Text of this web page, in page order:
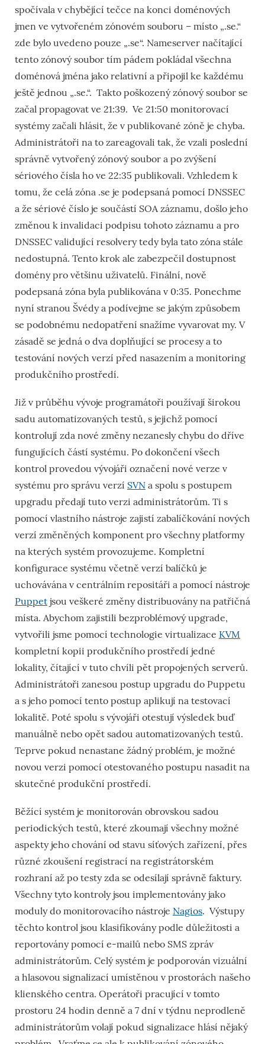
spočívala v chybějící tečce na konci doménových
jmen ve vytvořeném zónovém souboru – místo „.se.“
zde bylo uvedeno pouze „.se“. Nameserver načítající
tento zónový soubor tím pádem pokládal všechna
doménová jména jako relativní a připojil ke každému
ještě jednou „.se.“. Takto poškozený zónový soubor se
začal propagovat ve 21:39. Ve 21:50 monitorovací
systémy začali hlásit, že v publikované zóně je chyba.
Administrátoři na to zareagovali tak, že vzali poslední
správně vytvořený zónový soubor a po zvýšení
sériového čísla ho ve 22:35 publikovali. Vzhledem k
tomu, že celá zóna .se je podepsaná pomocí DNSSEC
a že sériové číslo je součástí SOA záznamu, došlo jeho
změnou k invalidaci podpisu tohoto záznamu a pro
DNSSEC validující resolvery tedy byla tato zóna stále
nedostupná. Tento krok ale zabezpečil dostupnost
domény pro většinu uživatelů. Finální, nově
podepsaná zóna byla publikována v 0:35. Ponechme
nyní stranou Švédy a podívejme se jakým způsobem
se podobnému nedopatření snažíme vyvarovat my. V
zásadě se jedná o dva doplňující se procesy a to
testování nových verzí před nasazením a monitoring
produkčního prostředí.
Již v průběhu vývoje programátoři používají širokou
sadu automatizovaných testů, s jejichž pomocí
kontrolují zda nové změny nezanesly chybu do dříve
fungujících částí systému. Po dokončení všech
kontrol provedou vývojáři označení nové verze v
systému pro správu verzí SVN a spolu s postupem
upgradu předají tuto verzi administrátorům. Ti s
pomocí vlastního nástroje zajistí zabalíčkování nových
verzí změněných komponent pro všechny platformy
na kterých systém provozujeme. Kompletní
konfigurace systému včetně verzí balíčků je
uchovávána v centrálním repositáři a pomocí nástroje
Puppet jsou veškeré změny distribuovány na patřičná
místa. Abychom zajistili bezproblémový upgrade,
vytvořili jsme pomocí technologie virtualizace KVM
kompletní kopii produkčního prostředí jedné
lokality, čítající v tuto chvíli pět propojených serverů.
Administrátoři zanesou postup upgradu do Puppetu
a s jeho pomocí tento postup aplikují na testovací
lokalitě. Poté spolu s vývojáři otestují výsledek buď
manuálně nebo opět sadou automatizovaných testů.
Teprve pokud nenastane žádný problém, je možné
novou verzi pomocí otestovaného postupu nasadit na
skutečné produkční prostředí.
Běžící systém je monitorován obrovskou sadou
periodických testů, které zkoumají všechny možné
aspekty jeho chování od stavu síťových zařízení, přes
různé zkoušení registrací na registrátorském
rozhraní až po testy zda se odesílají správně faktury.
Všechny tyto kontroly jsou implementovány jako
moduly do monitorovacího nástroje Nagios. Výstupy
těchto kontrol jsou klasifikovány podle důležitosti a
reportovány pomocí e-mailů nebo SMS zpráv
administrátorům. Celý systém je podporován vizuální
a hlasovou signalizací umístěnou v prostorách našeho
klienského centra. Operátoři pracující v tomto
prostoru 24 hodin denně a 7 dní v týdnu neprodleně
administrátorům volají pokud signalizace hlásí nějaký